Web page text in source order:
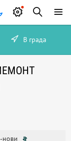
В града
нови